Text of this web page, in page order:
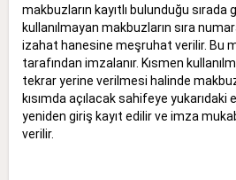
makbuzların kayıtlı bulunduğu
kullanılmayan makbuzların sıra
izahat hanesine meşruhat verilir. Bu
tarafından imzalanır. Kısmen
tekrar yerine verilmesi halinde
kısımda açılacak sahifeye
yeniden giriş kayıt edilir ve imza
verilir.